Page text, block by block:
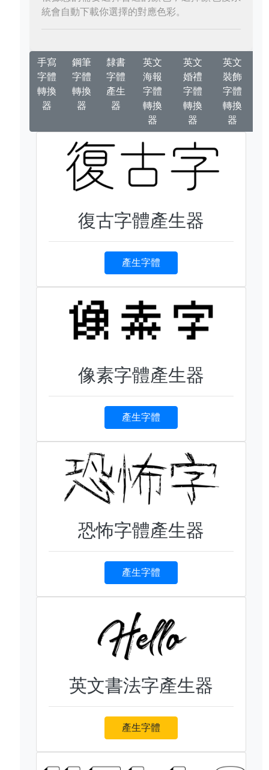
統會自動下載你選擇的對應色彩。
手寫
字體
轉換
器
鋼筆
字體
轉換
器
隸書
字體
產生
器
英文
海報
字體
轉換
器
英文
婚禮
字體
轉換
器
英文
裝飾
字體
轉換
器
復古字體產生器
產生字體
像素字體產生器
產生字體
恐怖字體產生器
產生字體
英文書法字產生器
產生字體